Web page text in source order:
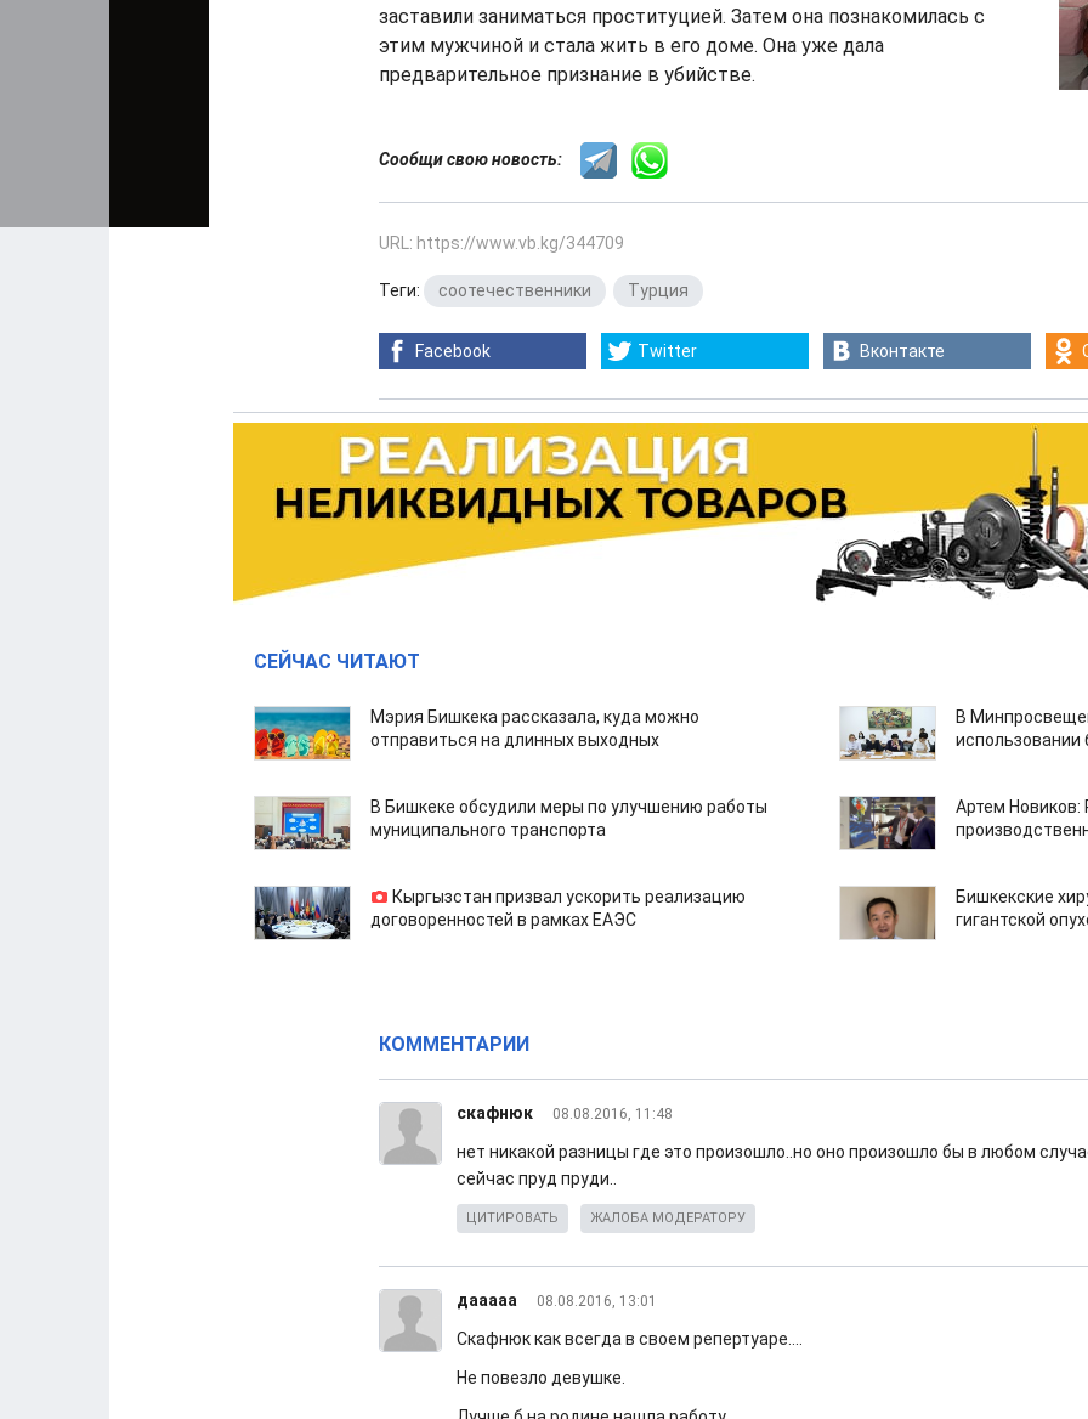
заставили заниматься проституцией. Затем она познакомилась с
этим мужчиной и стала жить в его доме. Она уже дала
предварительное признание в убийстве.
Сообщи свою новость:
URL: https://www.vb.kg/344709
Теги: соотечественники Турция
Facebook Twitter Вконтакте
СЕЙЧАС ЧИТАЮТ
Мэрия Бишкека рассказала, куда можно
отправиться на длинных выходных
В
В Бишкеке обсудили меры по улучшению работы
муниципального транспорта
Артем
Кыргызстан призвал ускорить реализацию
договоренностей в рамках ЕАЭС
Бишкекские
гигантской
КОММЕНТАРИИ
скафнюк 08.08.2016, 11:48
нет никакой разницы где это произошло..но оно произошло бы в любом
сейчас пруд пруди..
ЦИТИРОВАТЬ ЖАЛОБА МОДЕРАТОРУ
дааааа 08.08.2016, 13:01
Скафнюк как всегда в своем репертуаре....
Не повезло девушке.